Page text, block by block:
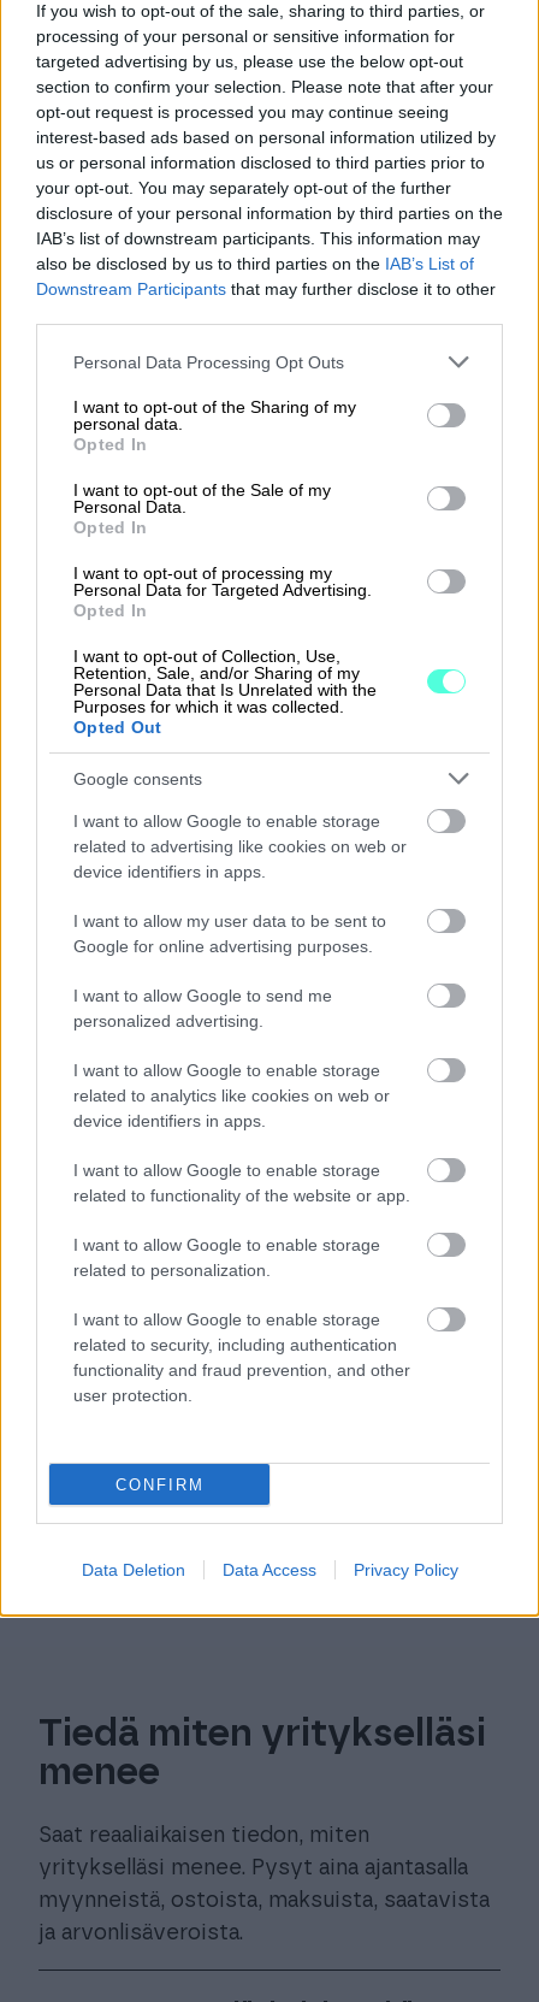
If you wish to opt-out of the sale, sharing to third parties, or
processing of your personal or sensitive information for
targeted advertising by us, please use the below opt-out
section to confirm your selection. Please note that after your
opt-out request is processed you may continue seeing
interest-based ads based on personal information utilized by
us or personal information disclosed to third parties prior to
your opt-out. You may separately opt-out of the further
disclosure of your personal information by third parties on the
IAB’s list of downstream participants. This information may
also be disclosed by us to third parties on the IAB’s List of
Downstream Participants that may further disclose it to other
Please note that this website/app uses one or more Google
not limited to your visit or usage behaviour. You may click to
grant or deny consent to Google and its third-party tags to
use your data for below specified purposes in below Google
consent section.
Personal Data Processing Opt Outs
I want to opt-out of the Sharing of my
personal data.
Opted In
I want to opt-out of the Sale of my
Personal Data.
Opted In
I want to opt-out of processing my
Personal Data for Targeted Advertising.
Opted In
I want to opt-out of Collection, Use,
Retention, Sale, and/or Sharing of my
Personal Data that Is Unrelated with the
Purposes for which it was collected.
Opted Out
Google consents
I want to allow Google to enable storage
related to advertising like cookies on web or
device identifiers in apps.
I want to allow my user data to be sent to
Google for online advertising purposes.
I want to allow Google to send me
personalized advertising.
I want to allow Google to enable storage
related to analytics like cookies on web or
device identifiers in apps.
I want to allow Google to enable storage
related to functionality of the website or app.
I want to allow Google to enable storage
related to personalization.
I want to allow Google to enable storage
related to security, including authentication
functionality and fraud prevention, and other
user protection.
CONFIRM
Data Deletion Data Access Privacy Policy
sillä datalla yritys tekee
päätöksensä. Procountorin
kautta tietoa saadaan
sellaiseen muotoon, että sen
ymmärtäähelposti.”
Petri Kolehmainen, yrittäjä, Naantalin Aurinkoinen
Hiljattain Naantalin Aurinkoinen on laajentunut
pitopalvelupuolelle, niin että kysyntä jo ylittää
on kehittynyt. Yritys on mukana Rescuessa ja
Woltia ollaan laittamassa pystyyn. Yritys miettii
koko ajan uusia kahvilapaikkoja.
”Katsomme kriittisesti meidän nykyisiä
kahviloita, että uskommeko edelleen siihen
ympäristöön. Kriittisessä tarkastelussa
tärkeitä, koska sillä datalla yritys tekee
päätöksensä. Procountorin kautta tietoa
saadaan sellaiseen muotoon, että sen
ymmärtää helposti”
”Kun liiketoiminta muuttuu ja laajennamme,
niin toivon että saan kuulla lisää, mitä muita
mahdollisuuksia Procountorilla on, koska
hyvähän niiden olisi olla samassa ohjelmassa.
Olen ymmärtänyt, että Procountorkin etsii
vaikutuspiiriinsä, jolla pystytään sulauttamaan
Petri kertoo.
Tiedä miten yritykselläsi
menee
Saat reaaliaikaisen tiedon, miten
yritykselläsi menee. Pysyt aina ajantasalla
myynneistä, ostoista, maksuista, saatavista
ja arvonlisäveroista.